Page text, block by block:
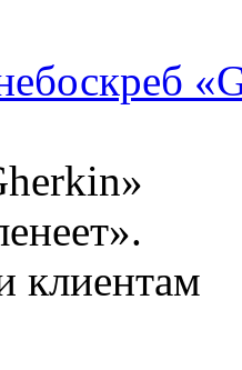
клиентам